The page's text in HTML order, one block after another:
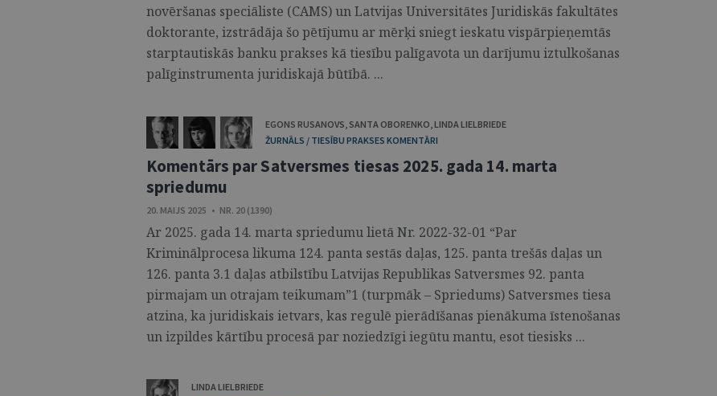
novēršanas speciāliste (CAMS) un Latvijas Universitātes Juridiskās fakultātes
doktorante, izstrādāja šo pētījumu ar mērķi sniegt ieskatu vispārpieņemtās
starptautiskās banku prakses kā tiesību palīgavota un darījumu iztulkošanas
palīginstrumenta juridiskajā būtībā. ...
EGONS RUSANOVS,SANTA OBORENKO,LINDA LIELBRIEDE
ŽURNĀLS / TIESĪBU PRAKSES KOMENTĀRI
Komentārs par Satversmes tiesas 2025. gada 14. marta
spriedumu
20. MAIJS 2025 • NR. 20 (1390)
Ar 2025. gada 14. marta spriedumu lietā Nr. 2022-32-01 “Par
Kriminālprocesa likuma 124. panta sestās daļas, 125. panta trešās daļas un
126. panta 3.1 daļas atbilstību Latvijas Republikas Satversmes 92. panta
pirmajam un otrajam teikumam”1 (turpmāk – Spriedums) Satversmes tiesa
atzina, ka juridiskais ietvars, kas regulē pierādīšanas pienākuma īstenošanas
un izpildes kārtību procesā par noziedzīgi iegūtu mantu, esot tiesisks ...
LINDA LIELBRIEDE